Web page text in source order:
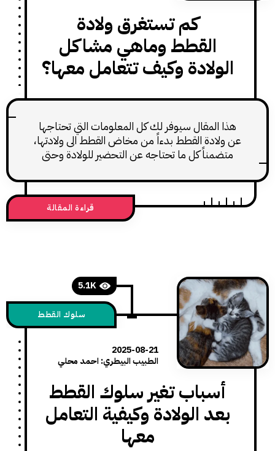
كم تستغرق ولادة
القطط وماهي مشاكل
وكيف تتعامل معها؟
المقال سيوفر لك كل المعلومات التي تحتاجها
القطط بدءاً من مخاض القطط الى ولادتها،
كل ما تحتاجه عن التحضير للولادة وحتى
قراءة المقالة
5.1K
سلوك القطط
2025-08-21
الطبيب البيطري: احمد محلي
أسباب تغير سلوك القطط
الولادة وكيفية التعامل